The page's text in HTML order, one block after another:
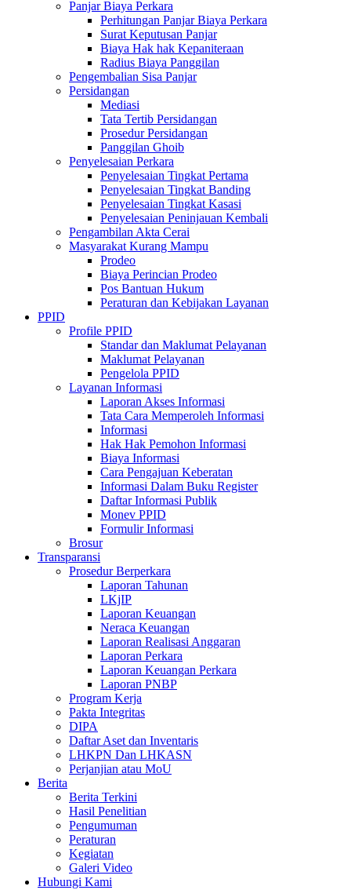
Panjar Biaya Perkara
Perhitungan Panjar Biaya Perkara
Surat Keputusan Panjar
Biaya Hak hak Kepaniteraan
Radius Biaya Panggilan
Pengembalian Sisa Panjar
Persidangan
Mediasi
Tata Tertib Persidangan
Prosedur Persidangan
Panggilan Ghoib
Penyelesaian Perkara
Penyelesaian Tingkat Pertama
Penyelesaian Tingkat Banding
Penyelesaian Tingkat Kasasi
Penyelesaian Peninjauan Kembali
Pengambilan Akta Cerai
Masyarakat Kurang Mampu
Prodeo
Biaya Perincian Prodeo
Pos Bantuan Hukum
Peraturan dan Kebijakan Layanan
PPID
Profile PPID
Standar dan Maklumat Pelayanan
Maklumat Pelayanan
Pengelola PPID
Layanan Informasi
Laporan Akses Informasi
Tata Cara Memperoleh Informasi
Informasi
Hak Hak Pemohon Informasi
Biaya Informasi
Cara Pengajuan Keberatan
Informasi Dalam Buku Register
Daftar Informasi Publik
Monev PPID
Formulir Informasi
Brosur
Transparansi
Prosedur Berperkara
Laporan Tahunan
LKjIP
Laporan Keuangan
Neraca Keuangan
Laporan Realisasi Anggaran
Laporan Perkara
Laporan Keuangan Perkara
Laporan PNBP
Program Kerja
Pakta Integritas
DIPA
Daftar Aset dan Inventaris
LHKPN Dan LHKASN
Perjanjian atau MoU
Berita
Berita Terkini
Hasil Penelitian
Pengumuman
Peraturan
Kegiatan
Galeri Video
Hubungi Kami